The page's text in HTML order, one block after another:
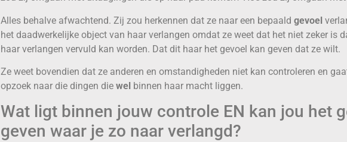
Alles behalve afwachtend. Zij zou herkennen dat ze naar een bepaald gevoel
het daadwerkelijke object van haar verlangen omdat ze weet dat het niet zeker is
haar verlangen vervuld kan worden. Dat dit haar het gevoel kan geven dat ze wilt.
Ze weet bovendien dat ze anderen en omstandigheden niet kan controleren en
opzoek naar die dingen die wel binnen haar macht liggen.
Wat ligt binnen jouw controle EN kan jou het
geven waar je zo naar verlangd?